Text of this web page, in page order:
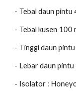
- Tebal daun pintu
- Tebal kusen 100
- Tinggi daun
- Lebar daun pintu
- Isolator :